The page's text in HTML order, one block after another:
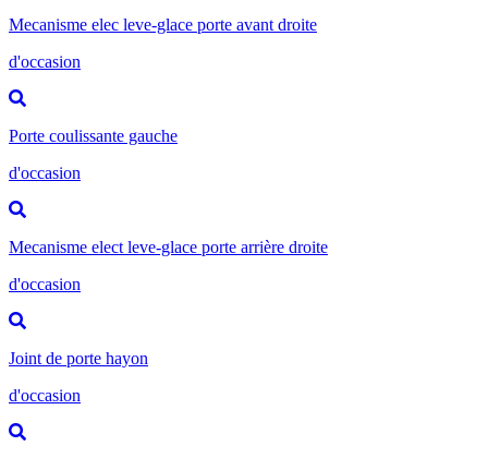
Mecanisme elec leve-glace porte avant droite
d'occasion
Porte coulissante gauche
d'occasion
Mecanisme elect leve-glace porte arrière droite
d'occasion
Joint de porte hayon
d'occasion